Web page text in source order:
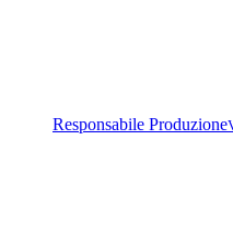
Responsabile Produzione